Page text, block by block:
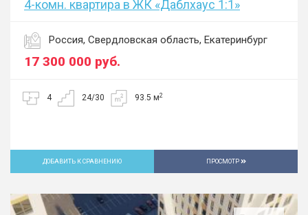
4-комн. квартира в ЖК «Даблхаус 1:1»
Россия, Свердловская область, Екатеринбург
17 300 000 руб.
4 24/30 93.5 м2
ДОБАВИТЬ К СРАВНЕНИЮ ПРОСМОТР